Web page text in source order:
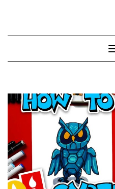
Toggle Navigation